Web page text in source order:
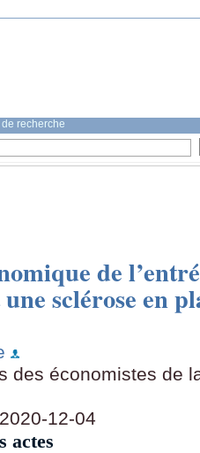
recherche
de
sclérose en
des économistes de
12-04
actes